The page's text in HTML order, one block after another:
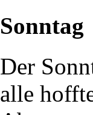
Sonntag
Der
alle